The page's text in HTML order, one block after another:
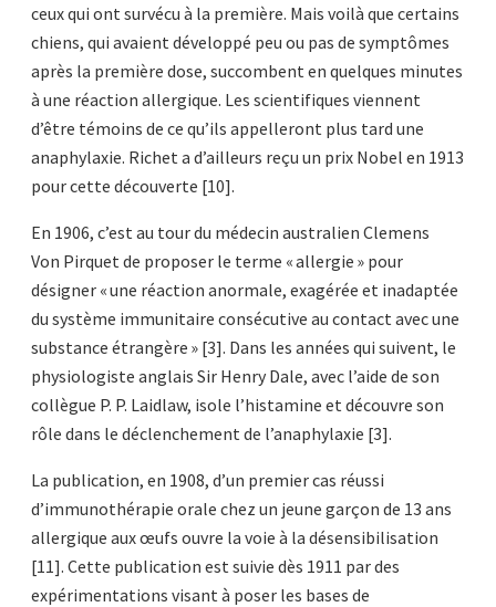
ceux qui ont survécu à la première. Mais voilà que certains
chiens, qui avaient développé peu ou pas de symptômes
après la première dose, succombent en quelques minutes
à une réaction allergique. Les scientifiques viennent
d’être témoins de ce qu’ils appelleront plus tard une
anaphylaxie. Richet a d’ailleurs reçu un prix Nobel en 1913
pour cette découverte [10].
En 1906, c’est au tour du médecin australien Clemens
Von Pirquet de proposer le terme « allergie » pour
désigner « une réaction anormale, exagérée et inadaptée
du système immunitaire consécutive au contact avec une
substance étrangère » [3]. Dans les années qui suivent, le
physiologiste anglais Sir Henry Dale, avec l’aide de son
collègue P. P. Laidlaw, isole l’histamine et découvre son
rôle dans le déclenchement de l’anaphylaxie [3].
La publication, en 1908, d’un premier cas réussi
d’immunothérapie orale chez un jeune garçon de 13 ans
allergique aux œufs ouvre la voie à la désensibilisation
[11]. Cette publication est suivie dès 1911 par des
expérimentations visant à poser les bases de